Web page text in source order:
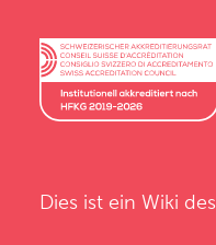
Dies ist ein Wiki des